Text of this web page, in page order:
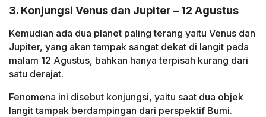
3. Konjungsi Venus dan Jupiter – 12 Agustus
Kemudian ada dua planet paling terang yaitu Venus dan
Jupiter, yang akan tampak sangat dekat di langit pada
malam 12 Agustus, bahkan hanya terpisah kurang dari
satu derajat.
Fenomena ini disebut konjungsi, yaitu saat dua objek
langit tampak berdampingan dari perspektif Bumi.